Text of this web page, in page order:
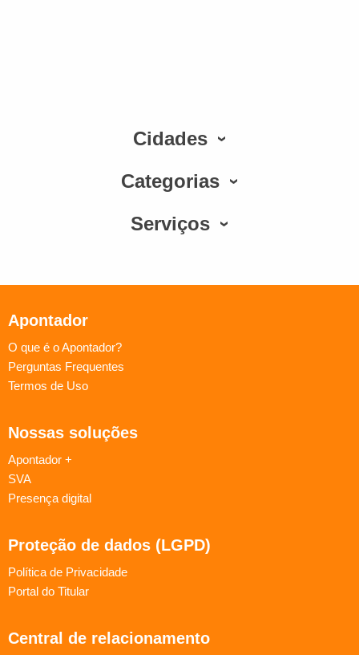
Cidades
Categorias
Serviços
Apontador
O que é o Apontador?
Perguntas Frequentes
Termos de Uso
Nossas soluções
Apontador +
SVA
Presença digital
Proteção de dados (LGPD)
Política de Privacidade
Portal do Titular
Central de relacionamento